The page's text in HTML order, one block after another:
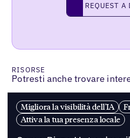
request a demo
REQUEST A
RISORSE
Potresti anche trovare
Migliora la visibilità dell'IA
Attiva la tua presenza locale